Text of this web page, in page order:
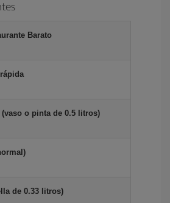
Barato
(vaso o pinta de 0.5 litros)
de 0.33 litros)